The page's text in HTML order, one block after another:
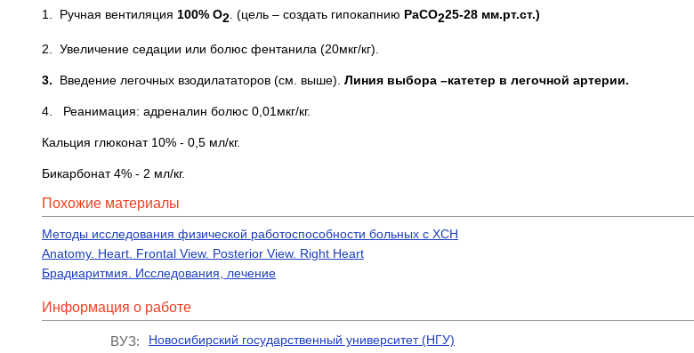
1. Ручная вентиляция 100% О2 . (цель – создать гипокапнию РаСО225-28 мм.рт.ст.)
2. Увеличение седации или болюс фентанила (20мкг/кг).
3. Введение легочных взодилататоров (см. выше). Линия выбора –катетер в легочной артерии.
4. Реанимация: адреналин болюс 0,01мкг/кг.
Кальция глюконат 10% - 0,5 мл/кг.
Бикарбонат 4% - 2 мл/кг.
Похожие материалы
Методы исследования физической работоспособности больных с ХСН
Anatomy. Heart. Frontal View. Posterior View. Right Heart
Брадиаритмия. Исследования, лечение
Информация о работе
ВУЗ: Новосибирский государственный университет (НГУ)